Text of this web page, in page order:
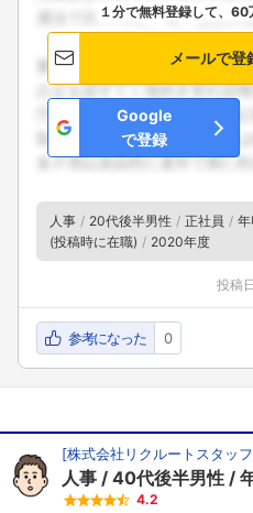
１分で無料登録して、
メールで登
Google
で登録
人事 20代後半男性 正社員
(投稿時に在職)
2020年度
投稿
参考になった 0
[株式会社リクルートスタッ
人事 40代後半男性
4.2